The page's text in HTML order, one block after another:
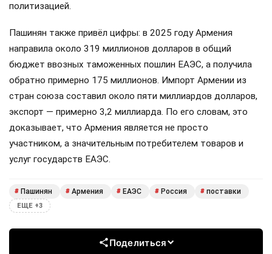
политизацией.
Пашинян также привёл цифры: в 2025 году Армения
направила около 319 миллионов долларов в общий
бюджет ввозных таможенных пошлин ЕАЭС, а получила
обратно примерно 175 миллионов. Импорт Армении из
стран союза составил около пяти миллиардов долларов,
экспорт — примерно 3,2 миллиарда. По его словам, это
доказывает, что Армения является не просто
участником, а значительным потребителем товаров и
услуг государств ЕАЭС.
# Пашинян # Армения # ЕАЭС # Россия # поставки
ЕЩЕ +3
Поделиться